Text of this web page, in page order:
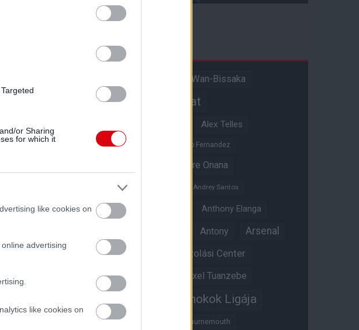
or Sharing
for which it
like cookies on
advertising
like cookies on
-
is látott.
-
a Fulham
cocker
Aaron Wan-Bissaka
Akadémiai csapat
Alex Telles
Altay Bayindir Alvaro Fernandez
Andre Onana
Andreas Pereira
Andrey Santos
Angol válogatott Anthony Elanga
Antony Arsenal
Aston Villa Átigazolási Center
Átigazolások Axel Tuanzebe
Bajnokok Ligája
Benjamin Sesko Bournemouth